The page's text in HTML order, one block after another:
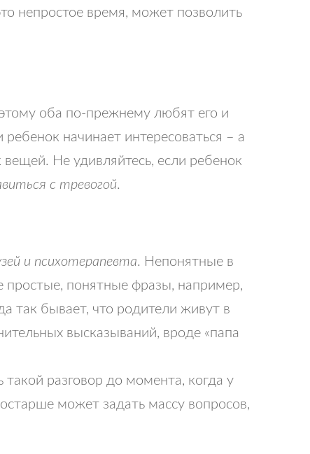
непростое время, может позволить
оба по-прежнему любят его и
начинает интересоваться – а
Не удивляйтесь, если ребенок
с тревогой.
и психотерапевта. Непонятные в
простые, понятные фразы, например,
так бывает, что родители живут в
высказываний, вроде «папа
разговор до момента, когда у
может задать массу вопросов,